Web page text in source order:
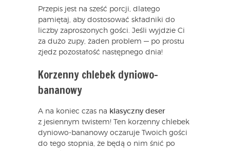
Przepis jest na sześć porcji, dlatego
pamiętaj, aby dostosować składniki do
liczby zaproszonych gości. Jeśli wyjdzie Ci
za dużo zupy, żaden problem — po prostu
zjedz pozostałość następnego dnia!
Korzenny chlebek dyniowo-
bananowy
A na koniec czas na klasyczny deser
z jesiennym twistem! Ten korzenny chlebek
dyniowo-bananowy oczaruje Twoich gości
do tego stopnia, że będą o nim śnić po